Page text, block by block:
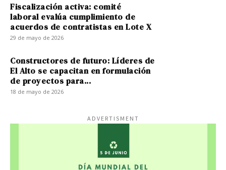
Fiscalización activa: comité
laboral evalúa cumplimiento de
acuerdos de contratistas en Lote X
29 de mayo de 2026
Constructores de futuro: Líderes de
El Alto se capacitan en formulación
de proyectos para...
18 de mayo de 2026
ADVERTISMENT